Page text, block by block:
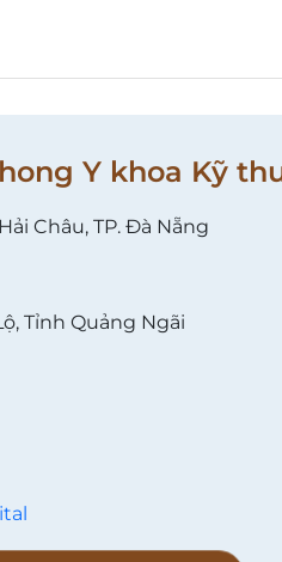
Y khoa Kỹ
Châu, TP. Đà Nẵng
Tỉnh Quảng Ngãi